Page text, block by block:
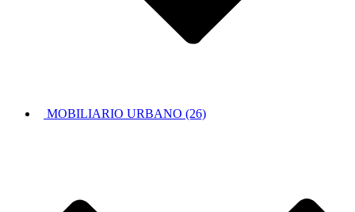
MOBILIARIO URBANO (26)